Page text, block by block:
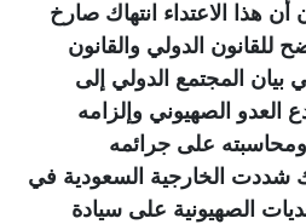
أن هذا الاعتداء انتهاك صارخ
للقانون الدولي والقانون
بيان المجتمع الدولي إلى
العدو الصهيوني وإلزامه
ومحاسبته على جرائمه
شددت الخارجية السعودية في
الصهيونية على سيادة